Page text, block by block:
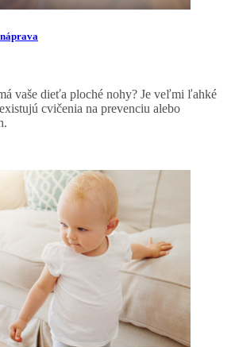
vaše dieťa ploché nohy? Je veľmi ľahké
cvičenia na prevenciu alebo